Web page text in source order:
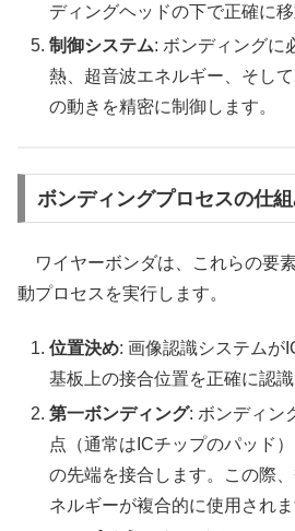
ディングヘッドの下で正確に移
制御システム: ボンディングに
熱、超音波エネルギー、そし
の動きを精密に制御します。
ボンディングプロセスの仕
ワイヤーボンダは、これらの要
動プロセスを実行します。
位置決め: 画像認識システムが
基板上の接合位置を正確に認識
第一ボンディング: ボンディン
点（通常はICチップのパッド
の先端を接合します。この際
ネルギーが複合的に使用されま